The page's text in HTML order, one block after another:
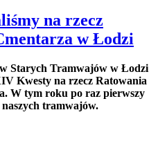
na rzecz
w Łodzi
Starych Tramwajów w Łodzi
Kwesty na rzecz Ratowania
W tym roku po raz pierwszy
tramwajów.